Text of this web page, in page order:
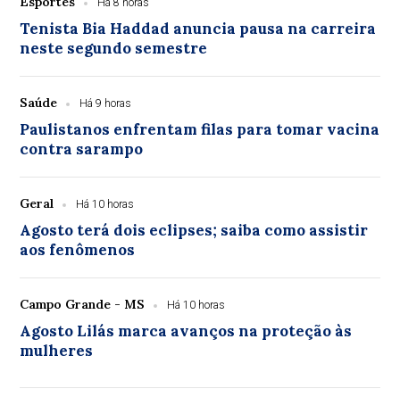
Há 8 horas
Tenista Bia Haddad anuncia pausa na carreira
neste segundo semestre
Saúde Há 9 horas
Paulistanos enfrentam filas para tomar vacina
contra sarampo
Geral Há 10 horas
Agosto terá dois eclipses; saiba como assistir
aos fenômenos
Campo Grande - MS Há 10 horas
Agosto Lilás marca avanços na proteção às
mulheres